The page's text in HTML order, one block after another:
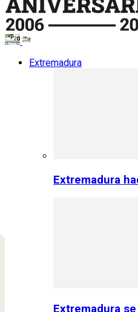
Extremadura
Extremadura
Extremadura